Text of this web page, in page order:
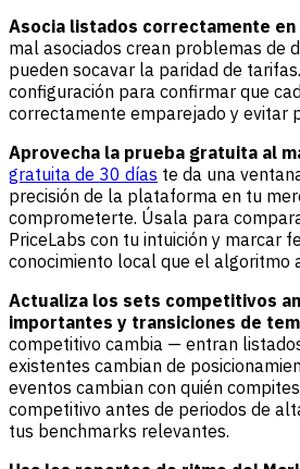
Asocia listados correctamente en
mal asociados crean problemas de
pueden socavar la paridad de
configuración para confirmar que
correctamente emparejado y evitar
Aprovecha la prueba gratuita al
gratuita de 30 días te da una
precisión de la plataforma en tu
comprometerte. Úsala para
PriceLabs con tu intuición y marcar
conocimiento local que el algoritmo
Actualiza los sets competitivos
importantes y transiciones de
competitivo cambia — entran
existentes cambian de
eventos cambian con quién
competitivo antes de periodos de
tus benchmarks relevantes.